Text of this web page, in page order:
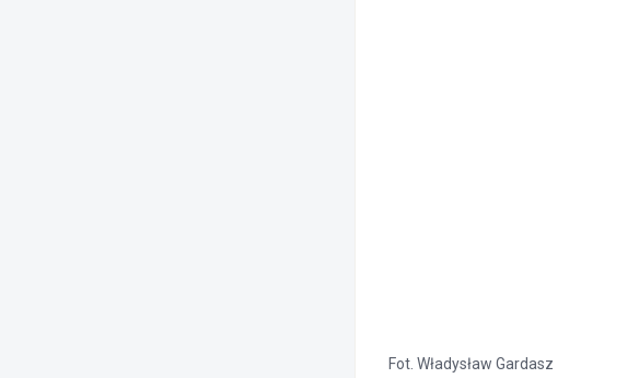
Fot. Władysław Gardasz